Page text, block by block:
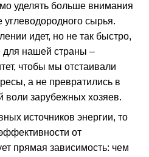
уделять больше внимания
углеводородного сырья.
идет, но не так быстро,
для нашей страны –
чтобы мы отстаивали
а не превратились в
воли зарубежных хозяев.
источников энергии, то
от
прямая зависимость: чем